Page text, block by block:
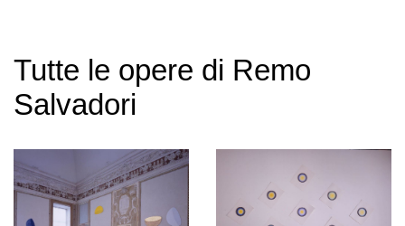
museo
Tutte le opere di Remo
Salvadori